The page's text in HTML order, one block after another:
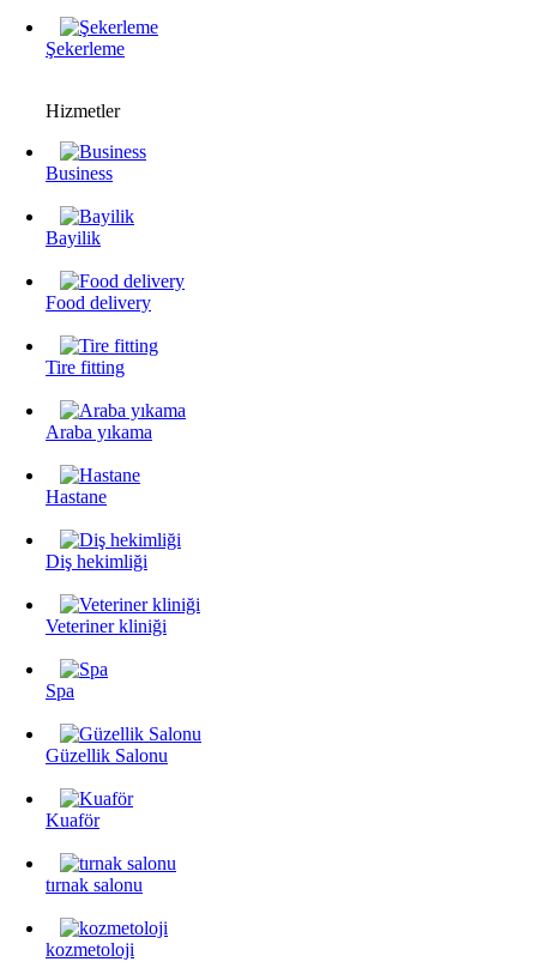
Şekerleme
Hizmetler
Business
Bayilik
Food delivery
Tire fitting
Araba yıkama
Hastane
Diş hekimliği
Veteriner kliniği
Spa
Güzellik Salonu
Kuaför
tırnak salonu
kozmetoloji